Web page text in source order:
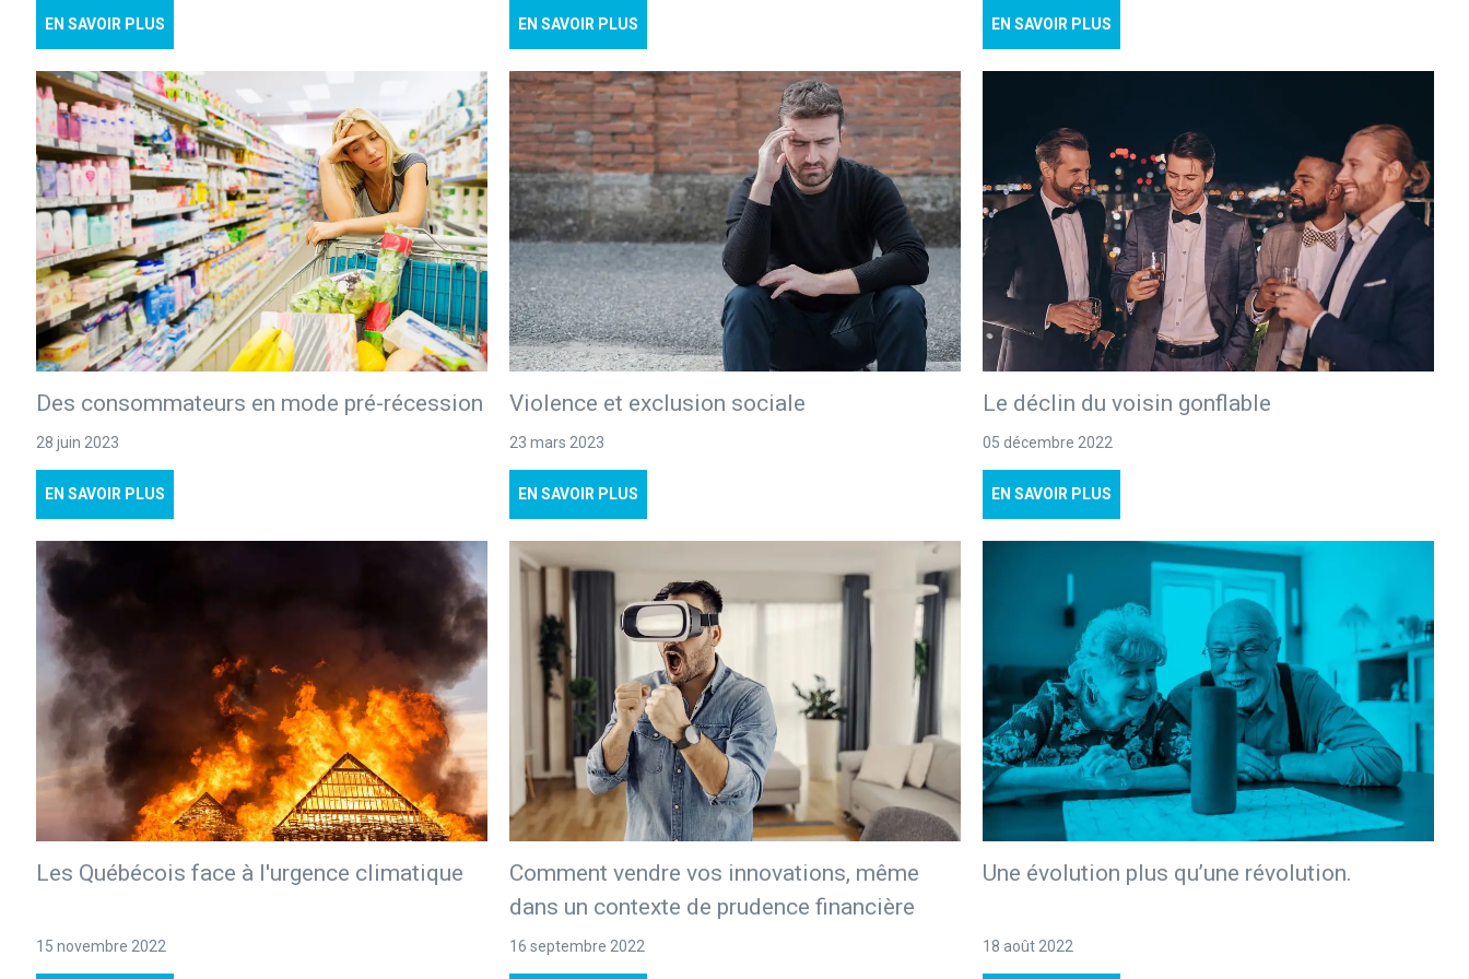
EN SAVOIR PLUS EN SAVOIR PLUS EN SAVOIR PLUS
Des consommateurs en mode pré-récession
28 juin 2023
EN SAVOIR PLUS
Violence et exclusion sociale
23 mars 2023
EN SAVOIR PLUS
Le déclin du voisin gonflable
05 décembre 2022
EN SAVOIR PLUS
Les Québécois face à l'urgence climatique
15 novembre 2022
Comment vendre vos innovations, même
dans un contexte de prudence financière
16 septembre 2022
Une évolution plus qu’une révolution.
18 août 2022